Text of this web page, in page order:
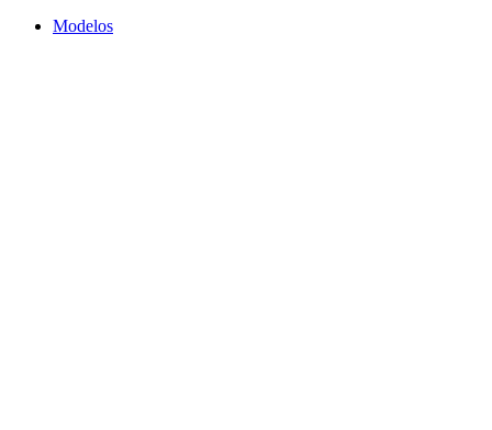
Modelos